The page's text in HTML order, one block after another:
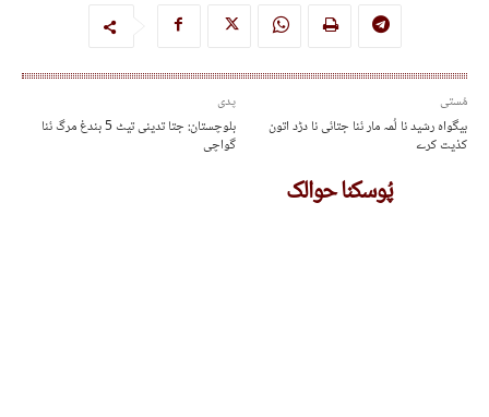
پدی
بلوچستان: جتا تدینی تیٹ 5 بندغ مرگ ئنا
گواچی
مُستی
بیگواہ رشید نا لُمہ مار ئنا جتائی نا دڑد اتون
کذیت کرے
پُوسکنا حوالک